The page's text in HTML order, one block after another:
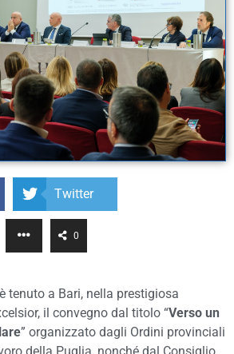
Twitter
0
tenuto a Bari, nella prestigiosa
il convegno dal titolo “Verso un
” organizzato dagli Ordini provinciali